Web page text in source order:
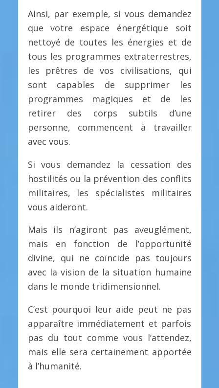
Ainsi, par exemple, si vous demandez
que votre espace énergétique soit
nettoyé de toutes les énergies et de
tous les programmes extraterrestres,
les prêtres de vos civilisations, qui
sont capables de supprimer les
programmes magiques et de les
retirer des corps subtils d’une
personne, commencent à travailler
avec vous.
Si vous demandez la cessation des
hostilités ou la prévention des conflits
militaires, les spécialistes militaires
vous aideront.
Mais ils n’agiront pas aveuglément,
mais en fonction de l’opportunité
divine, qui ne coïncide pas toujours
avec la vision de la situation humaine
dans le monde tridimensionnel.
C’est pourquoi leur aide peut ne pas
apparaître immédiatement et parfois
pas du tout comme vous l’attendez,
mais elle sera certainement apportée
à l’humanité.